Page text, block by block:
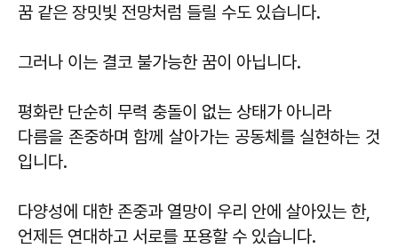
꿈 같은 장밋빛 전망처럼 들릴 수도 있습니다.
그러나 이는 결코 불가능한 꿈이 아닙니다.
평화란 단순히 무력 충돌이 없는 상태가 아니라
다름을 존중하며 함께 살아가는 공동체를 실현하는 것
입니다.
다양성에 대한 존중과 열망이 우리 안에 살아있는 한,
언제든 연대하고 서로를 포용할 수 있습니다.